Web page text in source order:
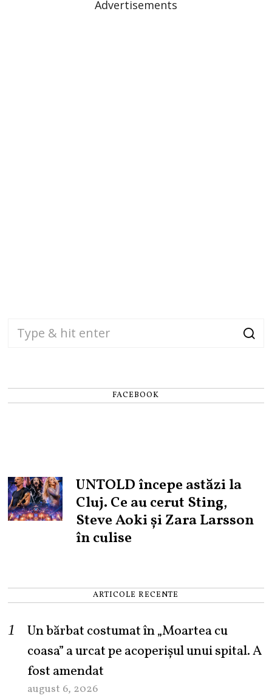
Advertisements
FACEBOOK
UNTOLD începe astăzi la
Cluj. Ce au cerut Sting,
Steve Aoki și Zara Larsson
în culise
ARTICOLE RECENTE
Un bărbat costumat în „Moartea cu
coasa” a urcat pe acoperișul unui spital. A
fost amendat
august 6, 2026